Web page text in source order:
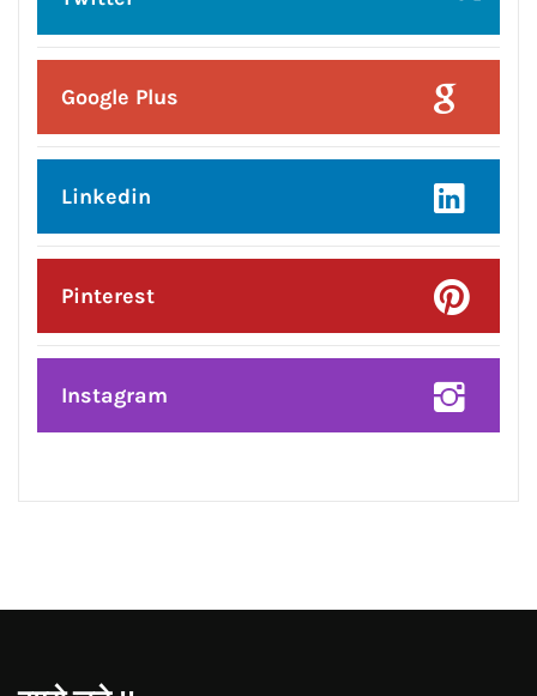
CONNECT WITH US:
Facebook
Twitter
Google Plus
Linkedin